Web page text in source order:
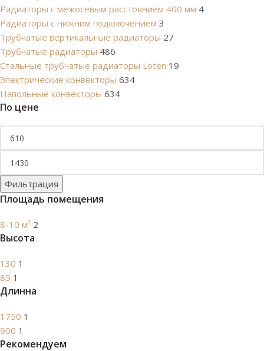
Радиаторы с межосевым расстоянием 400 мм 4
Радиаторы с нижним подключением 3
Трубчатые вертикальные радиаторы 27
Трубчатые радиаторы 486
Cтальные трубчатые радиаторы Loten 19
Электрические конвекторы 634
Напольные конвекторы 634
По цене
Фильтрация
Площадь помещения
8-10 м² 2
Высота
130 1
85 1
Длинна
1750 1
900 1
Рекомендуем